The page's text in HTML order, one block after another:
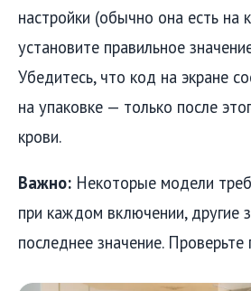
настройки (обычно она есть на
установите правильное
Убедитесь, что код на экране
на упаковке — только после
крови.
Важно: Некоторые модели
при каждом включении, другие
последнее значение. Проверьте